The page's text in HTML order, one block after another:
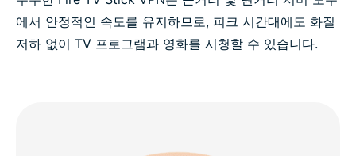
에서 안정적인 속도를 유지하므로, 피크 시간대에도 화질
저하 없이 TV 프로그램과 영화를 시청할 수 있습니다.